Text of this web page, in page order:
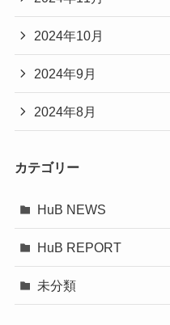
2024年10月
2024年9月
2024年8月
カテゴリー
HuB NEWS
HuB REPORT
未分類